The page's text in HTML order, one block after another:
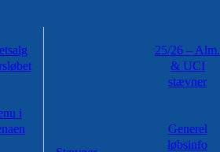
i
25/26 – Alm.
& UCI
stævner
Generel
løbsinfo